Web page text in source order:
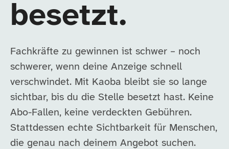
besetzt.
Fachkräfte zu gewinnen ist schwer – noch
schwerer, wenn deine Anzeige schnell
verschwindet. Mit Kaoba bleibt sie so lange
sichtbar, bis du die Stelle besetzt hast. Keine
Abo-Fallen, keine verdeckten Gebühren.
Stattdessen echte Sichtbarkeit für Menschen,
die genau nach deinem Angebot suchen.